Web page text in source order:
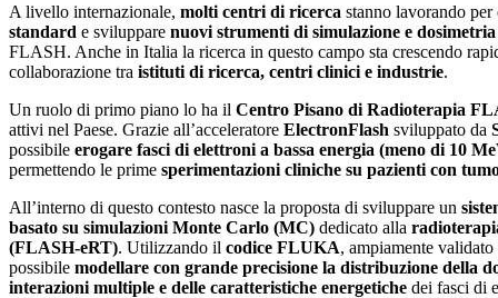
A livello internazionale, molti centri di ricerca stanno lavorando
standard e sviluppare nuovi strumenti di simulazione e dosimetria
FLASH. Anche in Italia la ricerca in questo campo sta crescendo
collaborazione tra istituti di ricerca, centri clinici e industrie.
Un ruolo di primo piano lo ha il Centro Pisano di Radioterapia
attivi nel Paese. Grazie all’acceleratore ElectronFlash sviluppato da
possibile erogare fasci di elettroni a bassa energia (meno di 10
permettendo le prime sperimentazioni cliniche su pazienti con
All’interno di questo contesto nasce la proposta di sviluppare un
basato su simulazioni Monte Carlo (MC) dedicato alla
(FLASH-eRT). Utilizzando il codice FLUKA, ampiamente
possibile modellare con grande precisione la distribuzione della
interazioni multiple e delle caratteristiche energetiche dei fasci di